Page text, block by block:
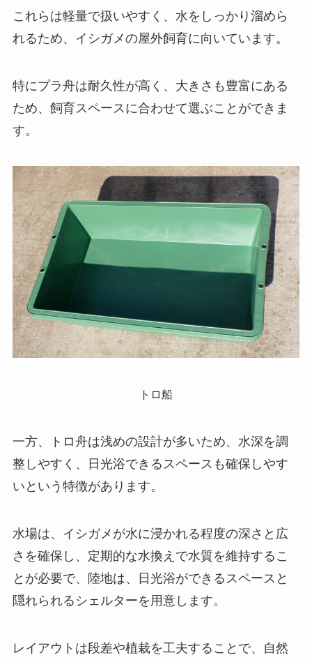
これらは軽量で扱いやすく、水をしっかり溜めら
れるため、イシガメの屋外飼育に向いています。
特にプラ舟は耐久性が高く、大きさも豊富にある
ため、飼育スペースに合わせて選ぶことができま
す。
トロ船
一方、トロ舟は浅めの設計が多いため、水深を調
整しやすく、日光浴できるスペースも確保しやす
いという特徴があります。
水場は、イシガメが水に浸かれる程度の深さと広
さを確保し、定期的な水換えで水質を維持するこ
とが必要で、陸地は、日光浴ができるスペースと
隠れられるシェルターを用意します。
レイアウトは段差や植栽を工夫することで、自然